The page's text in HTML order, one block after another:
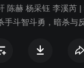
陈赫 杨采钰 李溪芮
手斗智斗勇，暗杀与